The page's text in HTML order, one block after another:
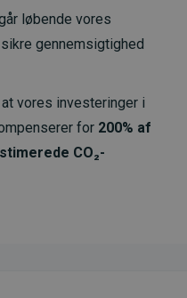
løbende vores
gennemsigtighed
vores investeringer i
for 200% af
CO₂-